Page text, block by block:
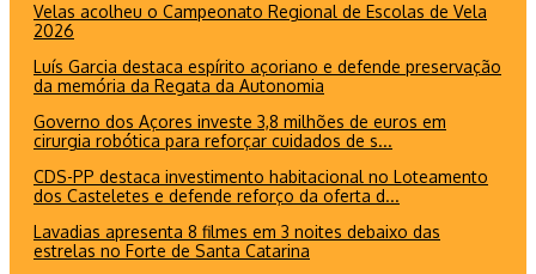
Velas acolheu o Campeonato Regional de Escolas de Vela
2026
Luís Garcia destaca espírito açoriano e defende preservação
da memória da Regata da Autonomia
Governo dos Açores investe 3,8 milhões de euros em
cirurgia robótica para reforçar cuidados de s...
CDS-PP destaca investimento habitacional no Loteamento
dos Casteletes e defende reforço da oferta d...
Lavadias apresenta 8 filmes em 3 noites debaixo das
estrelas no Forte de Santa Catarina